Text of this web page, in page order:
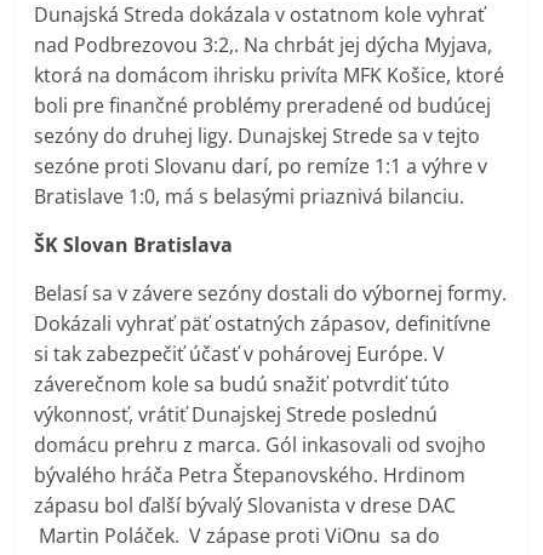
Dunajská Streda dokázala v ostatnom kole vyhrať
nad Podbrezovou 3:2,. Na chrbát jej dýcha Myjava,
ktorá na domácom ihrisku privíta MFK Košice, ktoré
boli pre finančné problémy preradené od budúcej
sezóny do druhej ligy. Dunajskej Strede sa v tejto
sezóne proti Slovanu darí, po remíze 1:1 a výhre v
Bratislave 1:0, má s belasými priaznivá bilanciu.
ŠK Slovan Bratislava
Belasí sa v závere sezóny dostali do výbornej formy.
Dokázali vyhrať päť ostatných zápasov, definitívne
si tak zabezpečiť účasť v pohárovej Európe. V
záverečnom kole sa budú snažiť potvrdiť túto
výkonnosť, vrátiť Dunajskej Strede poslednú
domácu prehru z marca. Gól inkasovali od svojho
bývalého hráča Petra Štepanovského. Hrdinom
zápasu bol ďalší bývalý Slovanista v drese DAC
Martin Poláček. V zápase proti ViOnu sa do